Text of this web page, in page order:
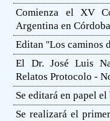
Comienza el XV
Argentina en Córdoba
Editan ''Los caminos
El Dr. José Luis
Relatos Protocolo -
Se editará en papel
Se realizará el